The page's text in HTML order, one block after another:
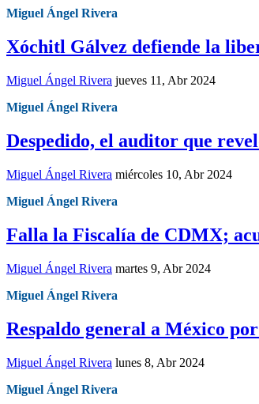
Miguel Ángel Rivera
Xóchitl Gálvez defiende la
Miguel Ángel Rivera jueves 11, Abr 2024
Miguel Ángel Rivera
Despedido, el auditor que
Miguel Ángel Rivera miércoles 10, Abr 2024
Miguel Ángel Rivera
Falla la Fiscalía de CDMX;
Miguel Ángel Rivera martes 9, Abr 2024
Miguel Ángel Rivera
Respaldo general a México
Miguel Ángel Rivera lunes 8, Abr 2024
Miguel Ángel Rivera